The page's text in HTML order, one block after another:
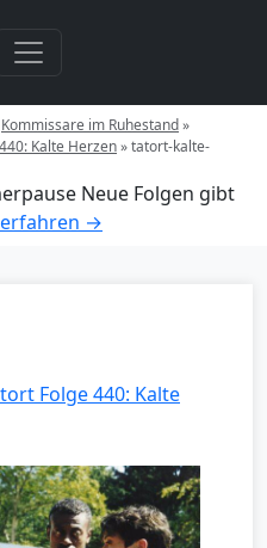
Kommissare im Ruhestand»
Kalte Herzen»tatort-kalte-
Neue Folgen gibt
→
Folge 440: Kalte